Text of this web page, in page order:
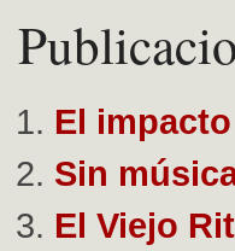
El
Sin
El Viejo